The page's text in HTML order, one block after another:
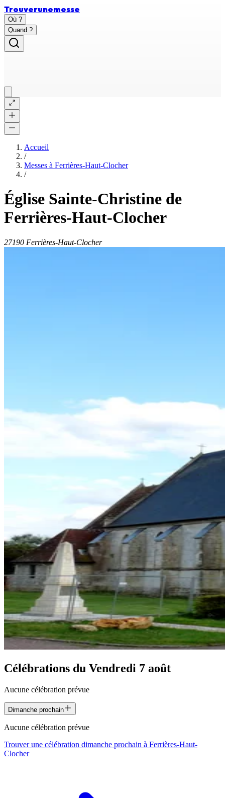
Trouverunemesse
Où ?
Quand ?
Accueil
/
Messes à Ferrières-Haut-Clocher
/
Église Sainte-Christine de
Ferrières-Haut-Clocher
27190 Ferrières-Haut-Clocher
Célébrations du Vendredi 7 août
Aucune célébration prévue
Dimanche prochain
Aucune célébration prévue
Trouver une célébration dimanche prochain à Ferrières-Haut-
Clocher